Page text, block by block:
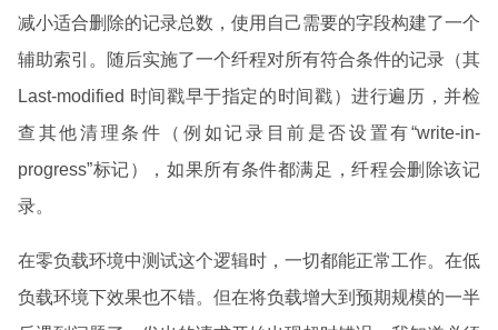
减小适合删除的记录总数，使用自己需要的字段构建了一个
辅助索引。随后实施了一个纤程对所有符合条件的记录（其
Last-modified 时间戳早于指定的时间戳）进行遍历，并检
查其他清理条件（例如记录目前是否设置有“write-in-
progress”标记），如果所有条件都满足，纤程会删除该记
录。
在零负载环境中测试这个逻辑时，一切都能正常工作。在低
负载环境下效果也不错。但在将负载增大到预期规模的一半